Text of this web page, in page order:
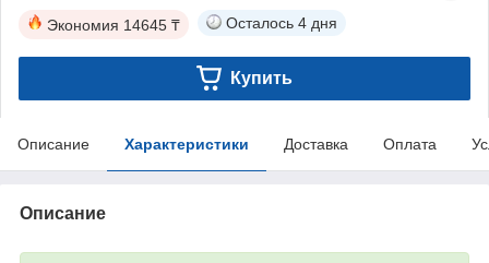
Экономия 14645 ₸ Осталось 4 дня
Купить
Описание Характеристики Доставка Оплата
Описание